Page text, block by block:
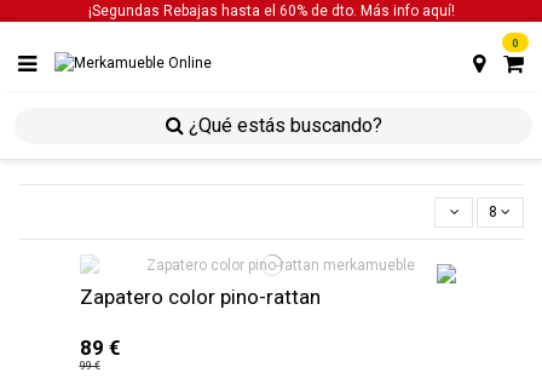
¡Segundas Rebajas hasta el 60% de dto. Más info aquí!
0
auxiliares zapateros
8
Zapatero color pino-rattan
89 €
99 €